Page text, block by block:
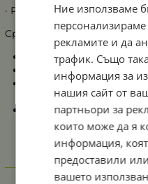
· Ранно производство: 80/
Средно производство:
Вегетационен
Сеитбена норма: 35 -
Оптимално
Семена в 1гр : 180 - 220
Ние използваме
рекламите и да
трафик. Също
информация за
нашия сайт от
партньори за
които може да я
информация,
предоставили
вашето